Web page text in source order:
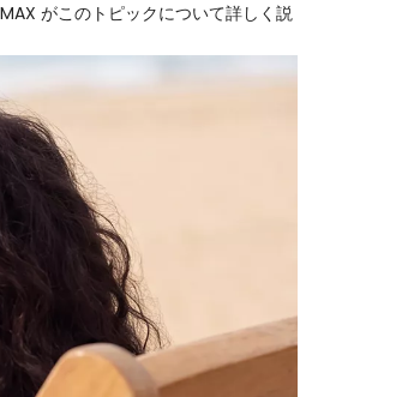
がこのトピックについて詳しく説